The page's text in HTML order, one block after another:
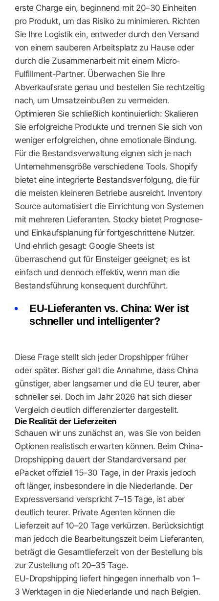
erste Charge ein, beginnend mit 20–30 Einheiten
pro Produkt, um das Risiko zu minimieren. Richten
Sie Ihre Logistik ein, entweder durch den Versand
von einem sauberen Arbeitsplatz zu Hause oder
durch die Zusammenarbeit mit einem Micro-
Fulfillment-Partner. Überwachen Sie Ihre
Abverkaufsrate genau und bestellen Sie rechtzeitig
nach, um Umsatzeinbußen zu vermeiden.
Optimieren Sie schließlich kontinuierlich: Skalieren
Sie erfolgreiche Produkte und trennen Sie sich von
weniger erfolgreichen, ohne emotionale Bindung.
Für die Bestandsverwaltung eignen sich je nach
Unternehmensgröße verschiedene Tools. Shopify
bietet eine integrierte Bestandsverfolgung, die für
die meisten kleineren Betriebe ausreicht. Inventory
Source automatisiert die Einrichtung von Systemen
mit mehreren Lieferanten. Stocky bietet Prognose-
und Einkaufsplanung für fortgeschrittene Nutzer.
Und ehrlich gesagt: Google Sheets ist
überraschend gut für Einsteiger geeignet; es ist
einfach und dennoch effektiv, wenn man die
Bestandsführung konsequent durchführt.
EU-Lieferanten vs. China: Wer ist
schneller und intelligenter?
Diese Frage stellt sich jeder Dropshipper früher
oder später. Bisher galt die Annahme, dass China
günstiger, aber langsamer und die EU teurer, aber
schneller sei. Doch im Jahr 2026 hat sich dieser
Vergleich deutlich differenzierter dargestellt.
Die Realität der Lieferzeiten
Schauen wir uns zunächst an, was Sie von beiden
Optionen realistisch erwarten können. Beim China-
Dropshipping dauert der Standardversand per
ePacket offiziell 15–30 Tage, in der Praxis jedoch
oft länger, insbesondere in die Niederlande. Der
Expressversand verspricht 7–15 Tage, ist aber
deutlich teurer. Private Agenten können die
Lieferzeit auf 10–20 Tage verkürzen. Berücksichtigt
man jedoch die Bearbeitungszeit beim Lieferanten,
beträgt die Gesamtlieferzeit von der Bestellung bis
zur Zustellung oft 20–35 Tage.
EU-Dropshipping liefert hingegen innerhalb von 1–
3 Werktagen in die Niederlande und nach Belgien.